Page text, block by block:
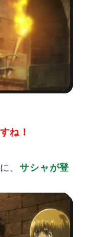
ね！
、サシャが登